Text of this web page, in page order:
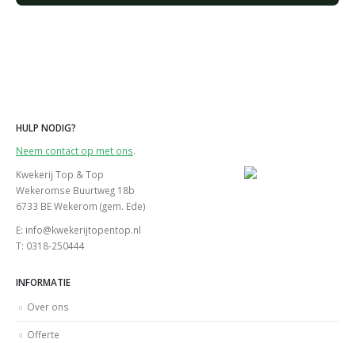
HULP NODIG?
Neem contact op met ons.
Kwekerij Top & Top
Wekeromse Buurtweg 18b
6733 BE Wekerom (gem. Ede)
E: info@kwekerijtopentop.nl
T: 0318-250444
INFORMATIE
Over ons
Offerte